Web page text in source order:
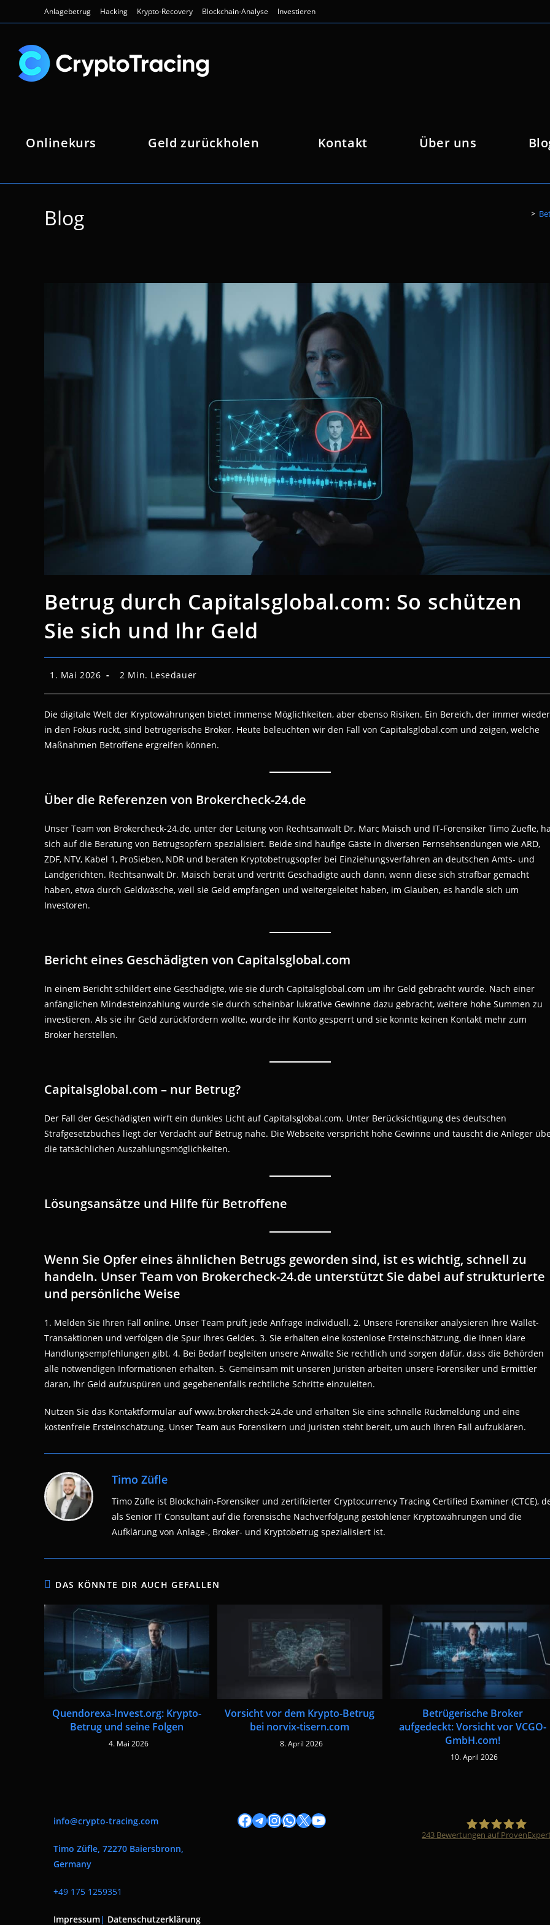
Inhalt
Anlagebetrug Hacking Krypto-Recovery Blockchain-Analyse Investieren
Onlinekurs Geld zurückholen Kontakt Über uns
Blog >
Betrug durch Capitalsglobal.com: So schützen
Sie sich und Ihr Geld
Beitrag
1. Mai 2026 Lesedauer:
2 Min. Lesedauer
Die digitale Welt der Kryptowährungen bietet immense Möglichkeiten, aber ebenso Risiken. Ein Bereich, der immer wieder
in den Fokus rückt, sind betrügerische Broker. Heute beleuchten wir den Fall von Capitalsglobal.com und zeigen, welche
Maßnahmen Betroffene ergreifen können.
Über die Referenzen von Brokercheck-24.de
Unser Team von Brokercheck-24.de, unter der Leitung von Rechtsanwalt Dr. Marc Maisch und IT-Forensiker Timo Zuefle,
sich auf die Beratung von Betrugsopfern spezialisiert. Beide sind häufige Gäste in diversen Fernsehsendungen wie ARD,
ZDF, NTV, Kabel 1, ProSieben, NDR und beraten Kryptobetrugsopfer bei Einziehungsverfahren an deutschen Amts- und
Landgerichten. Rechtsanwalt Dr. Maisch berät und vertritt Geschädigte auch dann, wenn diese sich strafbar gemacht
haben, etwa durch Geldwäsche, weil sie Geld empfangen und weitergeleitet haben, im Glauben, es handle sich um
Investoren.
Bericht eines Geschädigten von Capitalsglobal.com
In einem Bericht schildert eine Geschädigte, wie sie durch Capitalsglobal.com um ihr Geld gebracht wurde. Nach einer
anfänglichen Mindesteinzahlung wurde sie durch scheinbar lukrative Gewinne dazu gebracht, weitere hohe Summen zu
investieren. Als sie ihr Geld zurückfordern wollte, wurde ihr Konto gesperrt und sie konnte keinen Kontakt mehr zum
Broker herstellen.
Capitalsglobal.com – nur Betrug?
Der Fall der Geschädigten wirft ein dunkles Licht auf Capitalsglobal.com. Unter Berücksichtigung des deutschen
Strafgesetzbuches liegt der Verdacht auf Betrug nahe. Die Webseite verspricht hohe Gewinne und täuscht die Anleger
die tatsächlichen Auszahlungsmöglichkeiten.
Lösungsansätze und Hilfe für Betroffene
Wenn Sie Opfer eines ähnlichen Betrugs geworden sind, ist es wichtig, schnell zu
handeln. Unser Team von Brokercheck-24.de unterstützt Sie dabei auf strukturierte
und persönliche Weise
1. Melden Sie Ihren Fall online. Unser Team prüft jede Anfrage individuell. 2. Unsere Forensiker analysieren Ihre Wallet-
Transaktionen und verfolgen die Spur Ihres Geldes. 3. Sie erhalten eine kostenlose Ersteinschätzung, die Ihnen klare
Handlungsempfehlungen gibt. 4. Bei Bedarf begleiten unsere Anwälte Sie rechtlich und sorgen dafür, dass die Behörden
alle notwendigen Informationen erhalten. 5. Gemeinsam mit unseren Juristen arbeiten unsere Forensiker und Ermittler
daran, Ihr Geld aufzuspüren und gegebenenfalls rechtliche Schritte einzuleiten.
Nutzen Sie das Kontaktformular auf www.brokercheck-24.de und erhalten Sie eine schnelle Rückmeldung und eine
kostenfreie Ersteinschätzung. Unser Team aus Forensikern und Juristen steht bereit, um auch Ihren Fall aufzuklären.
Timo Züfle
Timo Züfle ist Blockchain-Forensiker und zertifizierter Cryptocurrency Tracing Certified Examiner (CTCE),
als Senior IT Consultant auf die forensische Nachverfolgung gestohlener Kryptowährungen und die
Aufklärung von Anlage-, Broker- und Kryptobetrug spezialisiert ist.
DAS KÖNNTE DIR AUCH GEFALLEN
Quendorexa-Invest.org: Krypto-
Betrug und seine Folgen
4. Mai 2026
Vorsicht vor dem Krypto-Betrug
bei norvix-tisern.com
8. April 2026
Betrügerische Broker
aufgedeckt: Vorsicht vor VCGO-
GmbH.com!
10. April 2026
info@crypto-tracing.com
Timo Züfle, 72270 Baiersbronn,
Germany
+49 175 1259351
Impressum| Datenschutzerklärung
Facebook
Telegram
Instagram
WhatsApp
X YouTube
243 Bewertungen auf